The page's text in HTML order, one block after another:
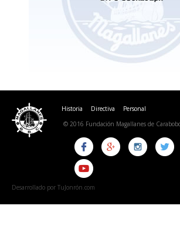
Historia Directiva
Personal
© 2016 Fundación Magallanes de
Desarrollado por TuJonrón.com